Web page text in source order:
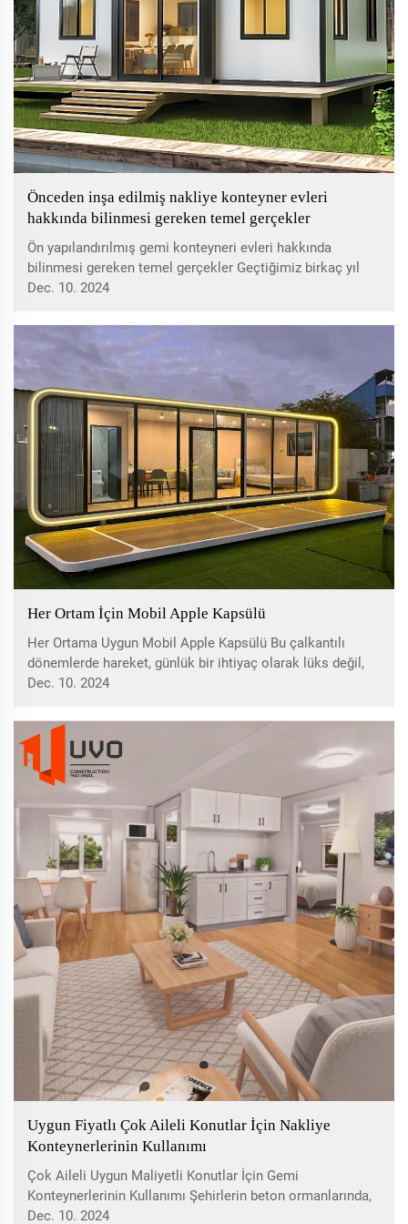
Önceden inşa edilmiş nakliye konteyner evleri
hakkında bilinmesi gereken temel gerçekler
Ön yapılandırılmış gemi konteyneri evleri hakkında
bilinmesi gereken temel gerçekler Geçtiğimiz birkaç yıl
içinde prefabrik gemi konteyneri evleri mimari tasarım ve
Son bir kaç yıldır...
Dec. 10. 2024
Her Ortam İçin Mobil Apple Kapsülü
Her Ortama Uygun Mobil Apple Kapsülü Bu çalkantılı
dönemlerde hareket, günlük bir ihtiyaç olarak lüks değil,
temel bir ihtiyaç haline gelmiştir. Mobil Apple Kapsülü –
olacaktır...
Dec. 10. 2024
Uygun Fiyatlı Çok Aileli Konutlar İçin Nakliye
Konteynerlerinin Kullanımı
Çok Aileli Uygun Maliyetli Konutlar İçin Gemi
Konteynerlerinin Kullanımı Şehirlerin beton ormanlarında,
daha önce inşa edilmiş gökdelenerin günışığına karıştığı
Dec. 10. 2024